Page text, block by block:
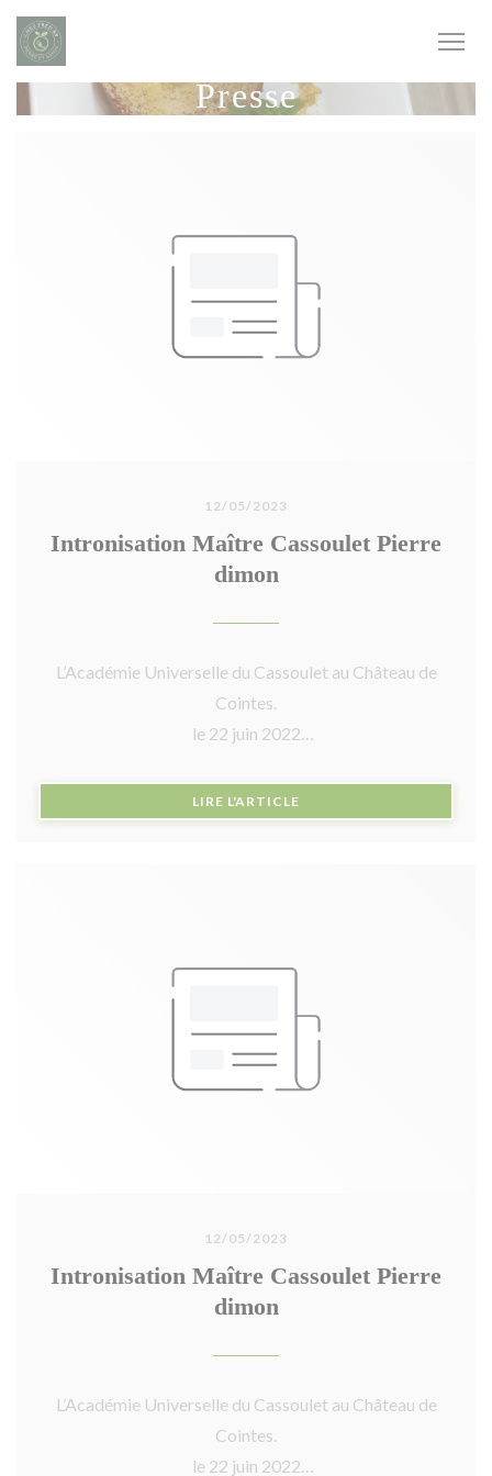
Personnalisation de vos choix en matière de cookies
Presse
12/05/2023
Intronisation Maître Cassoulet Pierre
dimon
L’Académie Universelle du Cassoulet au Château de
Cointes.
le 22 juin 2022
Le vendredi 17 Juin 2022, l’Académie Universelle du
Cassoulet s’est retrouvée à Roullens chez notre amie
Stéphane Mignonat.
LIRE L'ARTICLE((OUVRE UNE NOUVELLE
12/05/2023
Intronisation Maître Cassoulet Pierre
dimon
L’Académie Universelle du Cassoulet au Château de
Cointes.
le 22 juin 2022